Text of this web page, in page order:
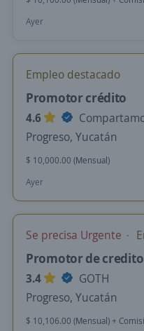
Ayer
Empleo destacado
Promotor crédito
4.6
Progreso, Yucatán
$ 10,000.00 (Mensual)
Ayer
Se precisa Urgente
Promotor de credito
3.4
GOTH
Progreso, Yucatán
$ 10,106.00 (Mensual) +